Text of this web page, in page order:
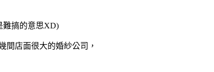
難搞的意思XD)
間店面很大的婚紗公司，